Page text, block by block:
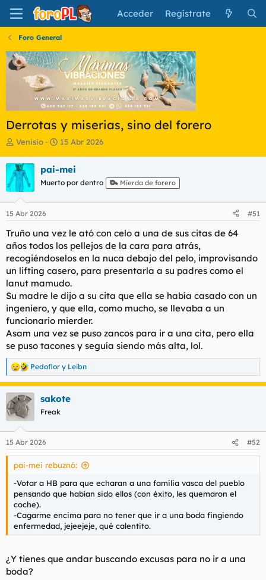
Acceder Regístrate
Foro General
Derrotas y miserias, sino del forero
I
i
c
i
a
d
o
d
e
l
t
e
a
Venisio
F
h
a
e
i
c
i
o
15 Abr 2026
pai-mei
Muerto por dentro Mierda de forero
15 Abr 2026 #51
Truño una vez le ató con celo a una de sus citas de 64
años todos los pellejos de la cara para atrás,
recogiéndoselos en la nuca debajo del pelo, improvisando
un lifting casero, para presentarla a su padres como el
lanut mamudo.
Su madre le dijo a su cita que ella se había casado con un
ingeniero, y que ella, como mucho, se llevaba a un
funcionario mierder.
Asam una vez se puso zancos para ir a una cita, pero ella
se puso tacones y seguía siendo más alta, lol.
R
e
a
c
c
i
e
s
Pedoflor y Leibn
sakote
Freak
15 Abr 2026 #52
pai-mei rebuznó:
-Votar a HB para que echaran a una familia vasca del pueblo
pensando que habían sido ellos (con éxito, les quemaron el
coche).
-Cagarme encima para no tener que ir a una boda fingiendo
enfermedad, jejeejeje, qué calentito.
¿Y tienes que andar buscando excusas para no ir a una
boda?